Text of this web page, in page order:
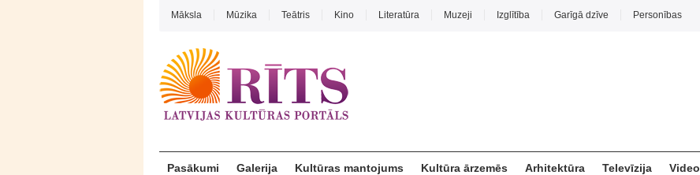
Māksla Mūzika Teātris Kino Literatūra Muzeji Izglītība Garīgā dzīve Personības
Pasākumi Galerija Kultūras mantojums Kultūra ārzemēs Arhitektūra Televīzija Video